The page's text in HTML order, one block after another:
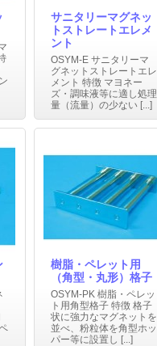
サニタリーマグネッ
トストレートエレメ
ント
OSYM-E サニタリーマ
グネットストレートエレ
メント 特徴 マヨネー
ズ・調味液等に適し処理
量（流量）の少ない [...]
樹脂・ペレット用
（角型・丸形）格子
OSYM-PK 樹脂・ペレッ
ト用角型格子 特徴 格子
状に強力なマグネットを
並べ、粉粒体を角型ホッ
パー等に設置し [...]